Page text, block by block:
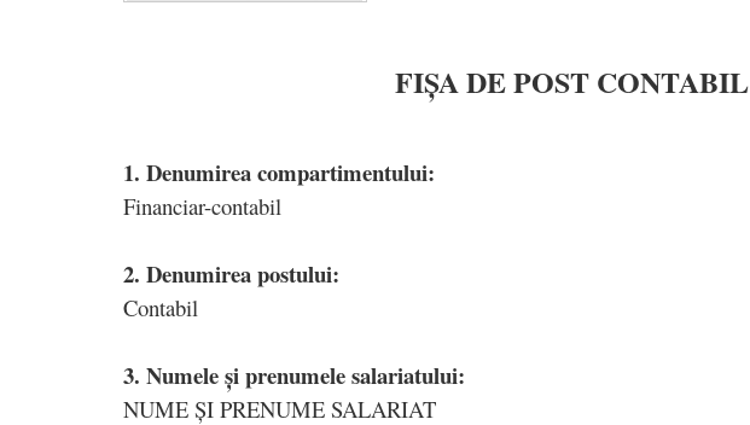
FIȘA DE POST CONTABIL
1. Denumirea compartimentului:
Financiar-contabil
2. Denumirea postului:
Contabil
3. Numele și prenumele salariatului:
NUME ȘI PRENUME SALARIAT